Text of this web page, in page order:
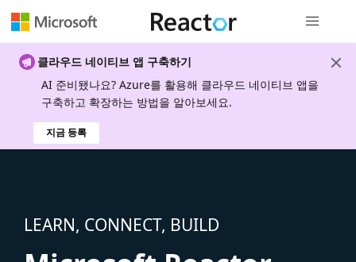
클라우드 네이티브 앱 구축하기
AI 준비됐나요? Azure를 활용해 클라우드 네이티브 앱을
구축하고 확장하는 방법을 알아보세요.
지금 등록
LEARN, CONNECT, BUILD